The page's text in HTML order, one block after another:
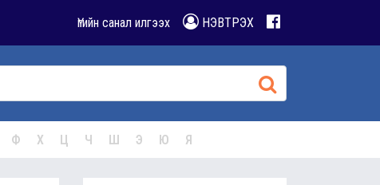
Үгийн санал илгээх НЭВТРЭХ
Ф Х Ц Ч Ш Э Ю Я